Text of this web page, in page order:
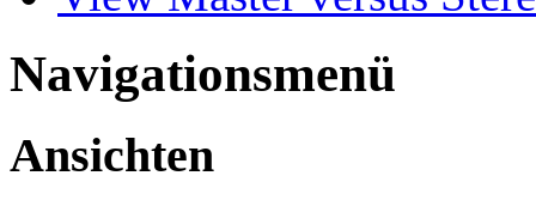
Navigationsmenü
Ansichten